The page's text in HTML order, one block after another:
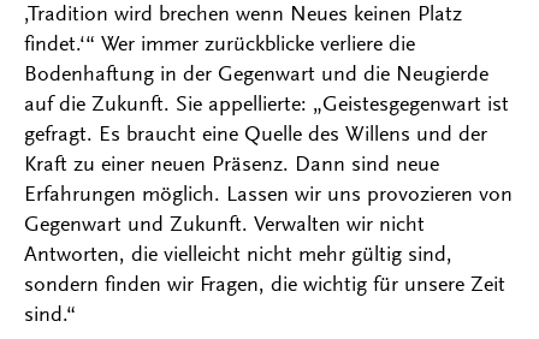
‚Tradition wird brechen wenn Neues keinen Platz
findet.‘“ Wer immer zurückblicke verliere die
Bodenhaftung in der Gegenwart und die Neugierde
auf die Zukunft. Sie appellierte: „Geistesgegenwart ist
gefragt. Es braucht eine Quelle des Willens und der
Kraft zu einer neuen Präsenz. Dann sind neue
Erfahrungen möglich. Lassen wir uns provozieren von
Gegenwart und Zukunft. Verwalten wir nicht
Antworten, die vielleicht nicht mehr gültig sind,
sondern finden wir Fragen, die wichtig für unsere Zeit
sind.“